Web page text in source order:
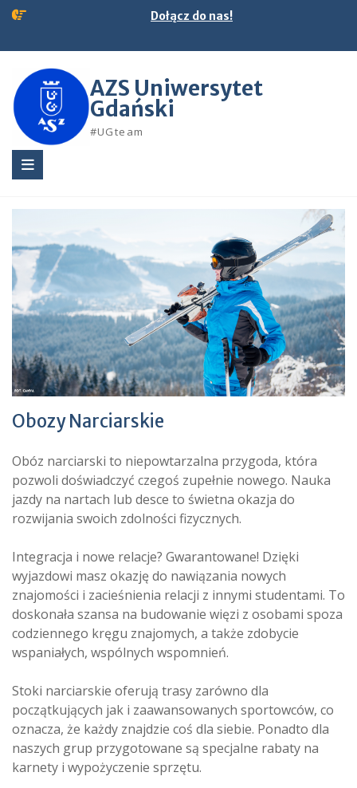
Skip
Dołącz do nas!
AZS Uniwersytet
Gdański
#UGteam
Obozy Narciarskie
Obóz narciarski to niepowtarzalna przygoda, która
pozwoli doświadczyć czegoś zupełnie nowego. Nauka
jazdy na nartach lub desce to świetna okazja do
rozwijania swoich zdolności fizycznych.
Integracja i nowe relacje? Gwarantowane! Dzięki
wyjazdowi masz okazję do nawiązania nowych
znajomości i zacieśnienia relacji z innymi studentami. To
doskonała szansa na budowanie więzi z osobami spoza
codziennego kręgu znajomych, a także zdobycie
wspaniałych, wspólnych wspomnień.
Stoki narciarskie oferują trasy zarówno dla
początkujących jak i zaawansowanych sportowców, co
oznacza, że każdy znajdzie coś dla siebie. Ponadto dla
naszych grup przygotowane są specjalne rabaty na
karnety i wypożyczenie sprzętu.